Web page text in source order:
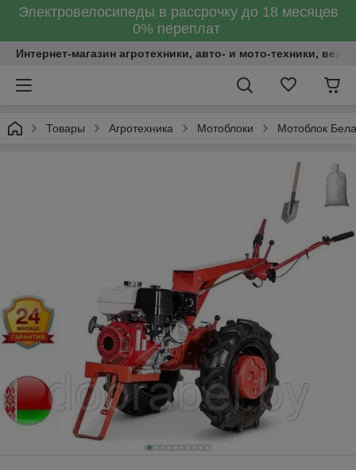
Электровелосипеды в рассрочку до 18 месяцев
0% переплат
Интернет-магазин агротехники, авто- и мото-техники,
Товары Агротехника Мотоблоки Мотоблок